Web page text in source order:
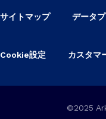
サイトマップ データ
Cookie設定 カスタマ
©2025